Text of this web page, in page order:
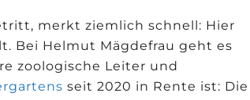
merkt ziemlich schnell: Hier
Bei Helmut Mägdefrau geht es
zoologische Leiter und
seit 2020 in Rente ist: Die